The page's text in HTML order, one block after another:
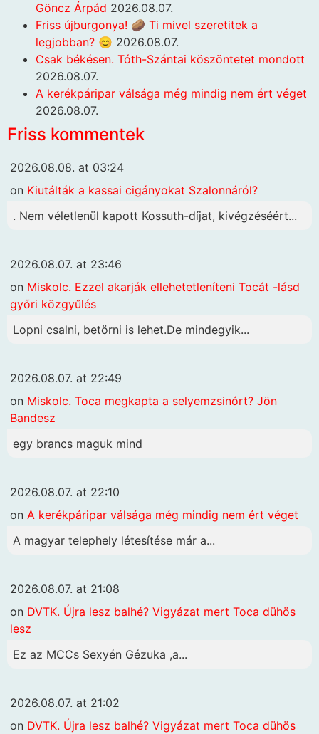
Göncz Árpád 2026.08.07.
Friss újburgonya! 🥔 Ti mivel szeretitek a
legjobban? 😊 2026.08.07.
Csak békésen. Tóth-Szántai köszöntetet mondott
2026.08.07.
A kerékpáripar válsága még mindig nem ért véget
2026.08.07.
Friss kommentek
2026.08.08. at 03:24
on Kiutálták a kassai cigányokat Szalonnáról?
. Nem véletlenül kapott Kossuth-díjat, kivégzéséért...
2026.08.07. at 23:46
on Miskolc. Ezzel akarják ellehetetleníteni Tocát -lásd
győri közgyűlés
Lopni csalni, betörni is lehet.De mindegyik...
2026.08.07. at 22:49
on Miskolc. Toca megkapta a selyemzsinórt? Jön
Bandesz
egy brancs maguk mind
2026.08.07. at 22:10
on A kerékpáripar válsága még mindig nem ért véget
A magyar telephely létesítése már a...
2026.08.07. at 21:08
on DVTK. Újra lesz balhé? Vigyázat mert Toca dühös
lesz
Ez az MCCs Sexyén Gézuka ,a...
2026.08.07. at 21:02
on DVTK. Újra lesz balhé? Vigyázat mert Toca dühös